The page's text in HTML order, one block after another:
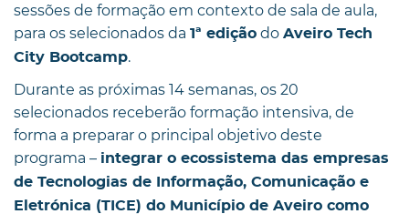
sessões de formação em contexto de sala de aula,
para os selecionados da 1ª edição do Aveiro Tech
City Bootcamp.
Durante as próximas 14 semanas, os 20
selecionados receberão formação intensiva, de
forma a preparar o principal objetivo deste
programa – integrar o ecossistema das empresas
de Tecnologias de Informação, Comunicação e
Eletrónica (TICE) do Município de Aveiro como